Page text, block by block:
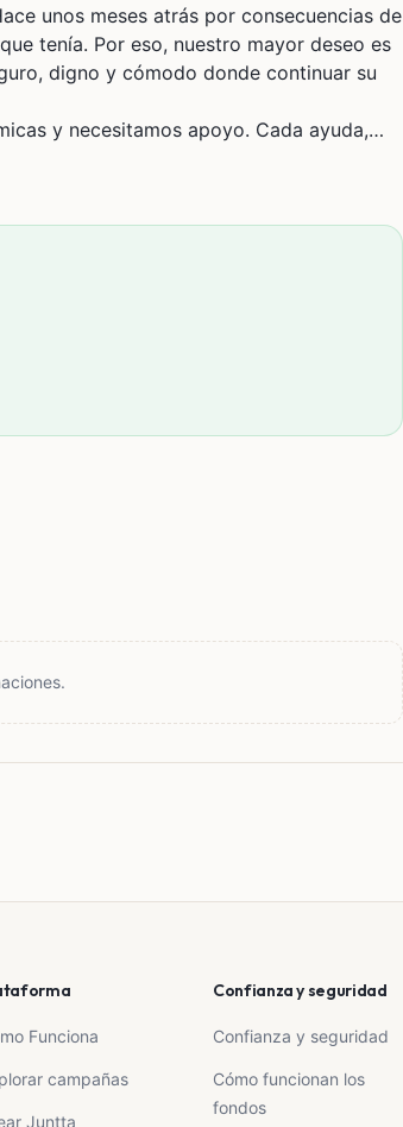
unos meses atrás por consecuencias de
tenía. Por eso, nuestro mayor deseo es
digno y cómodo donde continuar su
y necesitamos apoyo. Cada ayuda,
Funciona
campañas
Juntta
Confianza y seguridad
Confianza y seguridad
Cómo funcionan los
fondos